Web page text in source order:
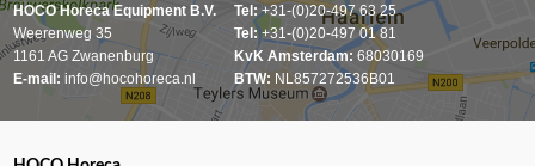
HOCO Horeca Equipment B.V.
Weerenweg 35
1161 AG Zwanenburg
E-mail: info@hocohoreca.nl
Tel: +31-(0)20-497 63 25
Tel:+31-(0)20-497 01 81
KvK Amsterdam: 68030169
BTW: NL857272536B01